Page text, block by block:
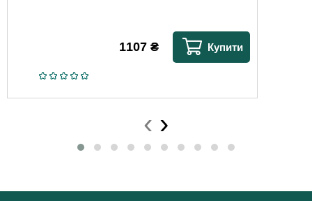
1107 ₴ Купити
‹ ›